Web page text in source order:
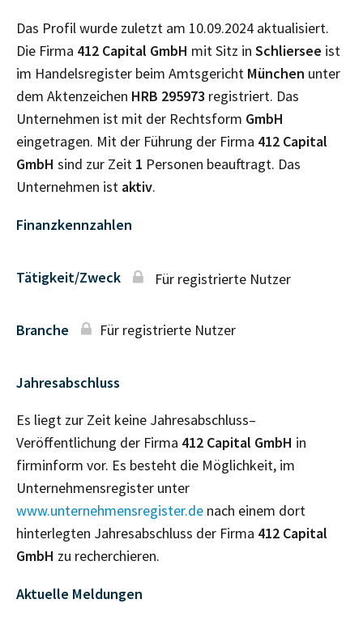
Das Profil wurde zuletzt am 10.09.2024 aktualisiert.
Die Firma 412 Capital GmbH mit Sitz in Schliersee ist
im Handelsregister beim Amtsgericht München unter
dem Aktenzeichen HRB 295973 registriert. Das
Unternehmen ist mit der Rechtsform GmbH
eingetragen. Mit der Führung der Firma 412 Capital
GmbH sind zur Zeit 1 Personen beauftragt. Das
Unternehmen ist aktiv.
Finanzkennzahlen
Tätigkeit/Zweck Für registrierte Nutzer
Branche Für registrierte Nutzer
Jahresabschluss
Es liegt zur Zeit keine Jahresabschluss–
Veröffentlichung der Firma 412 Capital GmbH in
firminform vor. Es besteht die Möglichkeit, im
Unternehmensregister unter
www.unternehmensregister.de nach einem dort
hinterlegten Jahresabschluss der Firma 412 Capital
GmbH zu recherchieren.
Aktuelle Meldungen